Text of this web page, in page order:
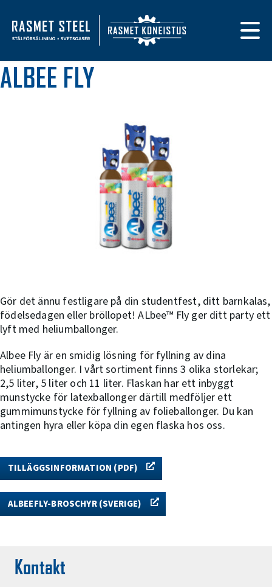
Till framsidan Primary
ALBEE FLY
Gör det ännu festligare på din studentfest, ditt barnkalas,
födelsedagen eller bröllopet! ALbee™ Fly ger ditt party ett
lyft med heliumballonger.
Albee Fly är en smidig lösning för fyllning av dina
heliumballonger. I vårt sortiment finns 3 olika storlekar;
2,5 liter, 5 liter och 11 liter. Flaskan har ett inbyggt
munstycke för latexballonger därtill medföljer ett
gummimunstycke för fyllning av folieballonger. Du kan
antingen hyra eller köpa din egen flaska hos oss.
TILLÄGGSINFORMATION (PDF)
ALBEEFLY-BROSCHYR (SVERIGE)
Kontakt